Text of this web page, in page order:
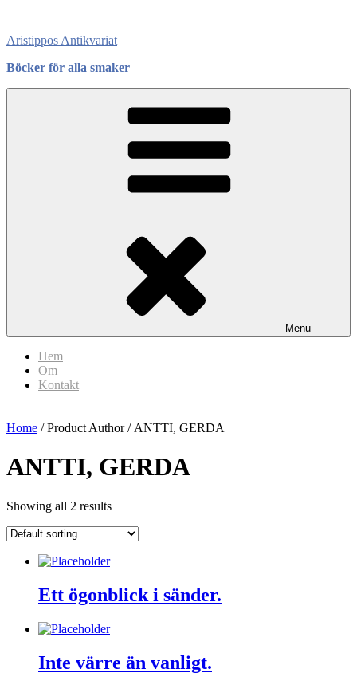
content
Aristippos Antikvariat
Böcker för alla smaker
Menu
Hem
Om
Kontakt
Home / Product Author / ANTTI, GERDA
ANTTI, GERDA
Showing all 2 results
Ett ögonblick i sänder.
Inte värre än vanligt.